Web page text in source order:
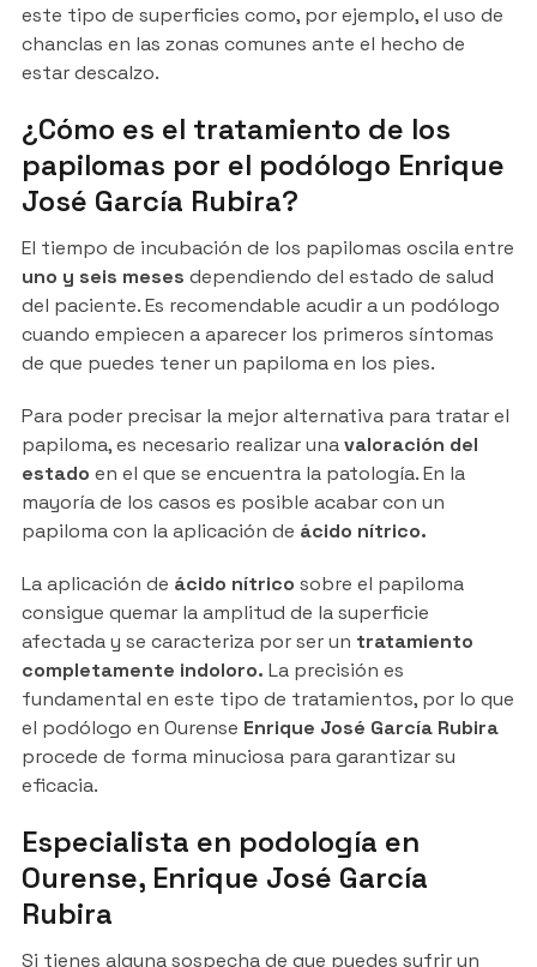
este tipo de superficies como, por ejemplo, el uso de
chanclas en las zonas comunes ante el hecho de
estar descalzo.
¿Cómo es el tratamiento de los
papilomas por el podólogo Enrique
José García Rubira?
El tiempo de incubación de los papilomas oscila entre
uno y seis meses dependiendo del estado de salud
del paciente. Es recomendable acudir a un podólogo
cuando empiecen a aparecer los primeros síntomas
de que puedes tener un papiloma en los pies.
Para poder precisar la mejor alternativa para tratar el
papiloma, es necesario realizar unavaloración del
estado en el que se encuentra la patología. En la
mayoría de los casos es posible acabar con un
papiloma con la aplicación de ácido nítrico.
La aplicación de ácido nítrico sobre el papiloma
consigue quemar la amplitud de la superficie
afectada y se caracteriza por ser un tratamiento
completamente indoloro. La precisión es
fundamental en este tipo de tratamientos, por lo que
el podólogo en Ourense Enrique José García Rubira
procede de forma minuciosa para garantizar su
eficacia.
Especialista en podología en
Ourense, Enrique José García
Rubira
Si tienes alguna sospecha de que puedes sufrir un